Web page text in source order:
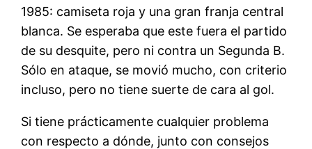
1985: camiseta roja y una gran franja central
blanca. Se esperaba que este fuera el partido
de su desquite, pero ni contra un Segunda B.
Sólo en ataque, se movió mucho, con criterio
incluso, pero no tiene suerte de cara al gol.
Si tiene prácticamente cualquier problema
con respecto a dónde, junto con consejos